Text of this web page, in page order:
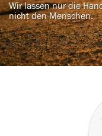
Wir lassen nur die
nicht den Menschen.